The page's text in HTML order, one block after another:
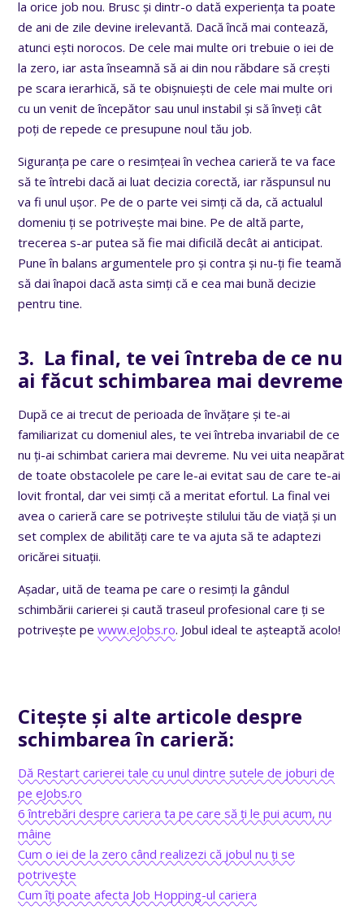
la orice job nou. Brusc și dintr-o dată experiența ta poate
de ani de zile devine irelevantă. Dacă încă mai contează,
atunci ești norocos. De cele mai multe ori trebuie o iei de
la zero, iar asta înseamnă să ai din nou răbdare să crești
pe scara ierarhică, să te obișnuiești de cele mai multe ori
cu un venit de începător sau unul instabil și să înveți cât
poți de repede ce presupune noul tău job.
Siguranța pe care o resimțeai în vechea carieră te va face
să te întrebi dacă ai luat decizia corectă, iar răspunsul nu
va fi unul ușor. Pe de o parte vei simți că da, că actualul
domeniu ți se potrivește mai bine. Pe de altă parte,
trecerea s-ar putea să fie mai dificilă decât ai anticipat.
Pune în balans argumentele pro și contra și nu-ți fie teamă
să dai înapoi dacă asta simți că e cea mai bună decizie
pentru tine.
3. La final, te vei întreba de ce nu
ai făcut schimbarea mai devreme
După ce ai trecut de perioada de învățare și te-ai
familiarizat cu domeniul ales, te vei întreba invariabil de ce
nu ți-ai schimbat cariera mai devreme. Nu vei uita neapărat
de toate obstacolele pe care le-ai evitat sau de care te-ai
lovit frontal, dar vei simți că a meritat efortul. La final vei
avea o carieră care se potrivește stilului tău de viață și un
set complex de abilități care te va ajuta să te adaptezi
oricărei situații.
Așadar, uită de teama pe care o resimți la gândul
schimbării carierei și caută traseul profesional care ți se
potrivește pewww.eJobs.ro. Jobul ideal te așteaptă acolo!
Citește și alte articole despre
schimbarea în carieră:
Dă Restart carierei tale cu unul dintre sutele de joburi de
pe eJobs.ro
6 întrebări despre cariera ta pe care să ți le pui acum, nu
mâine
Cum o iei de la zero când realizezi că jobul nu ți se
potrivește
Cum îți poate afecta Job Hopping-ul cariera